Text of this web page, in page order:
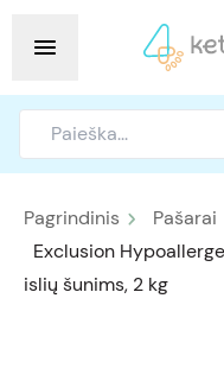
Pagrindinis Pašarai
Exclusion
islių šunims, 2 kg